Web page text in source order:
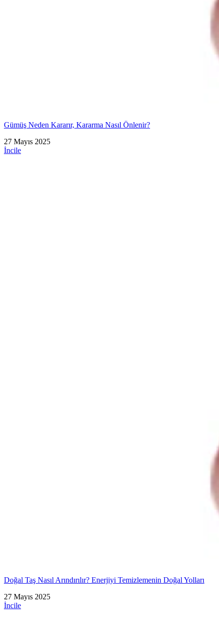
Gümüş Neden Kararır, Kararma Nasıl Önlenir?
27 Mayıs 2025
İncile
Doğal Taş Nasıl Arındırılır? Enerjiyi Temizlemenin Doğal Yolları
27 Mayıs 2025
İncile